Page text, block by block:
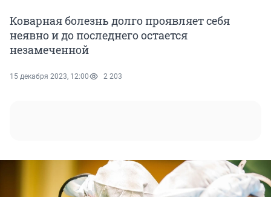
Коварная болезнь долго проявляет себя
неявно и до последнего остается
незамеченной
15 декабря 2023, 12:00 2 203